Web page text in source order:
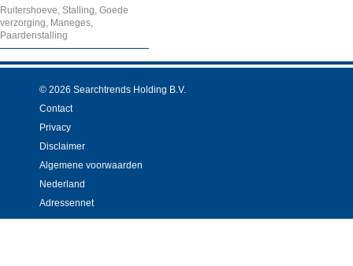
Ruitershoeve, Stalling, Goede
verzorging, Maneges,
Paardenstalling
© 2026 Searchtrends Holding B.V.
Contact
Privacy
Disclaimer
Algemene voorwaarden
Nederland
Adressennet